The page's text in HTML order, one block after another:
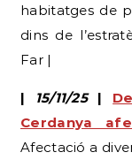
habitatges de
dins de
Far |
| 15/11/25|
Cerdanya
Afectació a